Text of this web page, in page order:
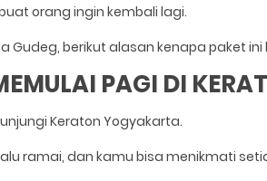
orang ingin kembali lagi.
Gudeg, berikut alasan kenapa paket
PAGI DI
Keraton Yogyakarta.
ramai, dan kamu bisa menikmati